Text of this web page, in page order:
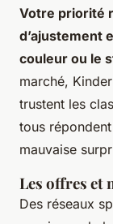
Votre priorité
d’ajustement
couleur ou le
marché,
trustent les
tous
mauvaise
Les offres et
Des réseaux